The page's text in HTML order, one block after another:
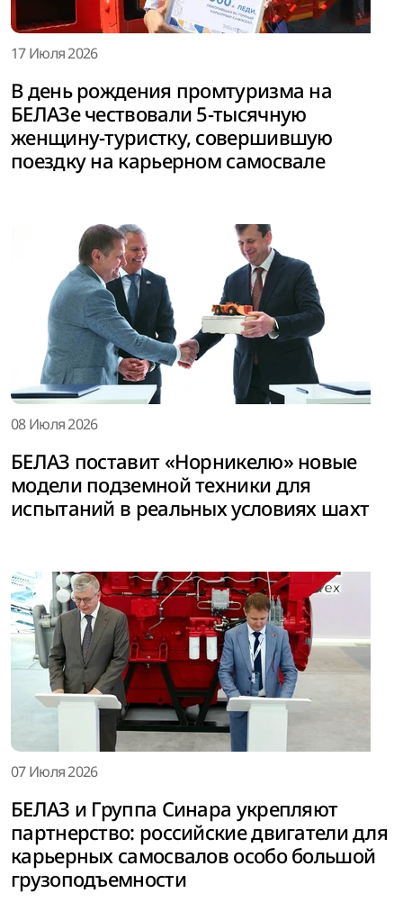
17 Июля 2026
В день рождения промтуризма на
БЕЛАЗе чествовали 5-тысячную
женщину-туристку, совершившую
поездку на карьерном самосвале
08 Июля 2026
БЕЛАЗ поставит «Норникелю» новые
модели подземной техники для
испытаний в реальных условиях шахт
07 Июля 2026
БЕЛАЗ и Группа Синара укрепляют
партнерство: российские двигатели для
карьерных самосвалов особо большой
грузоподъемности